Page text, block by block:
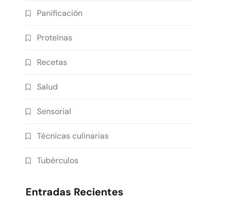
Panificación
Proteínas
Recetas
Salud
Sensorial
Técnicas culinarias
Tubérculos
Entradas Recientes